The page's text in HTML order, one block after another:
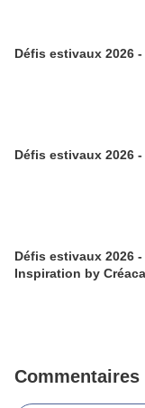
Défis estivaux 2026 -
Défis estivaux 2026 -
Défis estivaux 2026 -
Inspiration by
Commentaires